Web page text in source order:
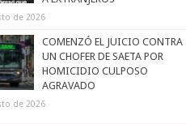
de 2026
COMENZÓ EL JUICIO CONTRA
UN CHOFER DE SAETA POR
HOMICIDIO CULPOSO
AGRAVADO
de 2026